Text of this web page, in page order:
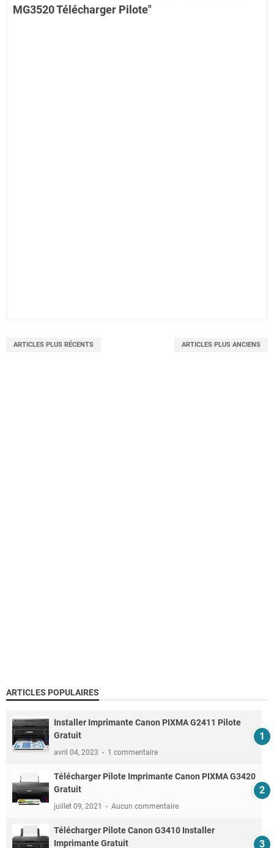
MG3520 Télécharger Pilote"
ARTICLES PLUS RÉCENTS ARTICLES PLUS ANCIENS
ARTICLES POPULAIRES
Installer Imprimante Canon PIXMA G2411 Pilote
Gratuit
avril 04, 2023 1 commentaire
Télécharger Pilote Imprimante Canon PIXMA G3420
Gratuit
juillet 09, 2021 Aucun commentaire
Télécharger Pilote Canon G3410 Installer
Imprimante Gratuit